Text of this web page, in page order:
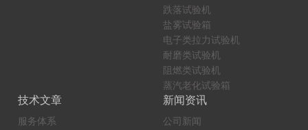
跌落试验机
盐雾试验箱
电子类拉力试验机
耐磨类试验机
阻燃类试验机
蒸汽老化试验箱
技术文章
服务体系
新闻资讯
公司新闻